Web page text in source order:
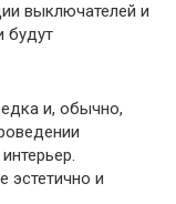
выключателей и
будут
и, обычно,
эстетично и